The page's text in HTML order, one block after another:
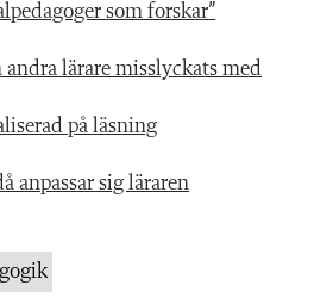
som forskar”
andra lärare misslyckats med
på läsning
anpassar sig läraren